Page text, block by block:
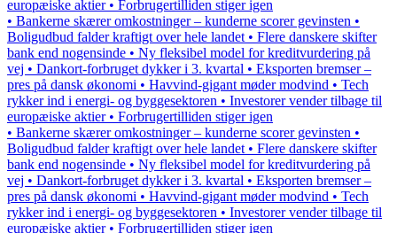
europæiske aktier • Forbrugertilliden stiger igen
• Bankerne skærer omkostninger – kunderne scorer gevinsten •
Boligudbud falder kraftigt over hele landet • Flere danskere skifter
bank end nogensinde • Ny fleksibel model for kreditvurdering på
vej • Dankort-forbruget dykker i 3. kvartal • Eksporten bremser –
pres på dansk økonomi • Havvind-gigant møder modvind • Tech
rykker ind i energi- og byggesektoren • Investorer vender tilbage til
europæiske aktier • Forbrugertilliden stiger igen
• Bankerne skærer omkostninger – kunderne scorer gevinsten •
Boligudbud falder kraftigt over hele landet • Flere danskere skifter
bank end nogensinde • Ny fleksibel model for kreditvurdering på
vej • Dankort-forbruget dykker i 3. kvartal • Eksporten bremser –
pres på dansk økonomi • Havvind-gigant møder modvind • Tech
rykker ind i energi- og byggesektoren • Investorer vender tilbage til
europæiske aktier • Forbrugertilliden stiger igen